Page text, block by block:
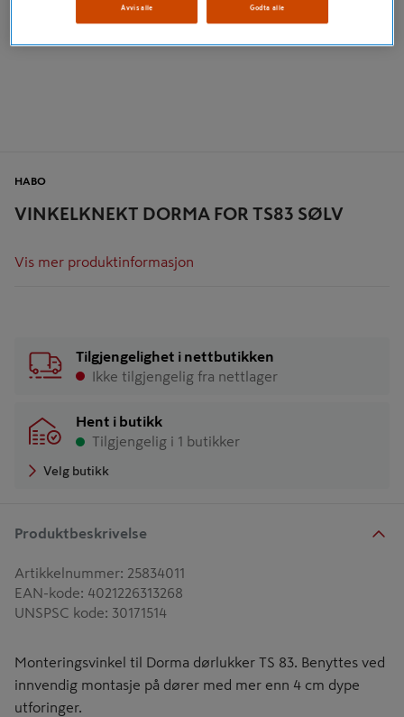
VINKELKNEKT DORMA FOR TS83 SØLV
HABO
Vis mer produktinformasjon
Tilgjengelighet i nettbutikken
Ikke tilgjengelig fra nettlager
Hent i butikk
Tilgjengelig i 1 butikker
Velg butikk
Produktbeskrivelse
Artikkelnummer: 25834011
EAN-kode: 4021226313268
UNSPSC kode: 30171514
Monteringsvinkel til Dorma dørlukker TS 83. Benyttes ved
innvendig montasje på dører med mer enn 4 cm dype
utforinger.
Avvis alle Godta alle